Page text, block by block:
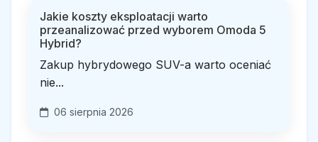
Jakie koszty eksploatacji warto
przeanalizować przed wyborem Omoda 5
Hybrid?
Zakup hybrydowego SUV-a warto oceniać
nie...
06 sierpnia 2026